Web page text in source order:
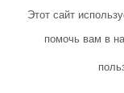
Кейптаун
Этот сайт
помочь вам в